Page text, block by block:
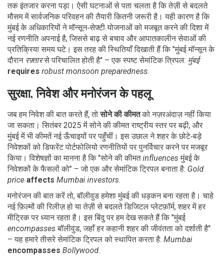
तक इंतजार करना पड़ा। ऐसी घटनाओं से पता चलता है कि तेज़ी से बदलते
मौसम में सार्वजनिक परिवहन की तैयारी कितनी जरूरी है। यही कारण है कि
मुंबई के अधिकारियों ने मॉन्सून‑सेफ़्टी योजनाओं को मजबूत करने की दिशा में
नई रणनीति अपनाई है, जिससे बाढ़ से बचाव और आपातकालीन सेवाओं की
प्रतिक्रिया समय घटे। इस तरह की स्थितियाँ दिखाती हैं कि "मुंबई मॉन्सून के
दौरान रफ़्तारसे परिचालित होती है" – एक स्पष्ट सेमांटिक त्रिपल: मुंबई
requires robust monsoon preparedness.
सुरक्षा, निवेश और मनोरंजन के पहलू
जब हम निवेश की बात करते हैं, तोसोने की कीमतको नज़रअंदाज़ नहीं किया
जा सकता। सितंबर 2025 में सोने की कीमत राष्ट्रीय स्तर पर बढ़ी, और
मुंबई में भी कीमतें नई ऊँचाइयों पर पहुँचीं। इस उछाल ने शहर के छोटे‑बड़े
निवेशकों को डिफरेंट पोर्टफोलियो रणनीतियों पर पुनर्विचार करने पर मजबूर
किया। विशेषज्ञों का मानना है कि "सोने की कीमतinfluencesमुंबई के
निवेशकों के फैसलों को" – जो एक और सेमांटिक ट्रिपल बनाता है: Gold
price affects Mumbai investors.
मनोरंजन की बात करें तो, बॉलीवुड हमेशा मुंबई की धड़कन बना रहता है। चाहे
नई फ़िल्मों की रिलीज़ हो या तेज़ी से बदलते डिजिटल प्लेटफ़ॉर्म, शहर में हर
मीट्रिक पर ध्यान रहता है। इस बिंदु पर हम देख सकते हैं कि "मुंबई
encompassesबॉलीवुड, जहाँ हर कहानी शहर की जीवंतता को दर्शाती है"
– यह हमारे तीसरे सेमांटिक ट्रिपल को स्थापित करता है: Mumbai
encompasses Bollywood.